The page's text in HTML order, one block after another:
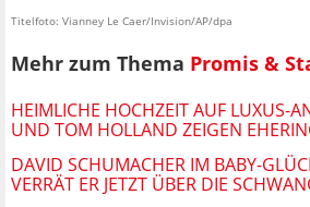
Titelfoto: Vianney Le Caer/Invision/AP/dpa
Mehr zum Thema Promis &
HEIMLICHE HOCHZEIT AUF LUXUS-
UND TOM HOLLAND ZEIGEN
DAVID SCHUMACHER IM BABY-
VERRÄT ER JETZT ÜBER DIE